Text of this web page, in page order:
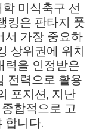
미식축구 선
킹은 판타지 풋
서 가장 중요하
상위권에 위치
력을 인정받은
전력으로 활용
포지션, 지난
합적으로 고
합니다.